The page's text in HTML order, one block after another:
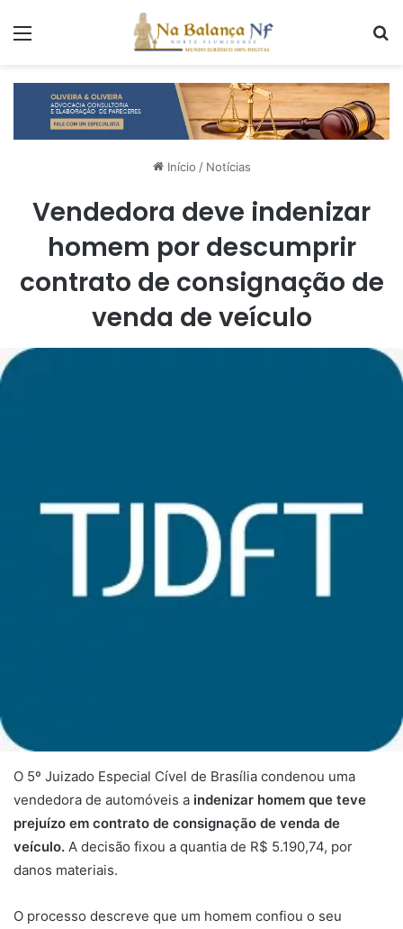
Início / Notícias
Vendedora deve indenizar
homem por descumprir
contrato de consignação de
venda de veículo
O 5º Juizado Especial Cível de Brasília condenou uma
vendedora de automóveis a indenizar homem que teve
prejuízo em contrato de consignação de venda de
veículo. A decisão fixou a quantia de R$ 5.190,74, por
danos materiais.
O processo descreve que um homem confiou o seu